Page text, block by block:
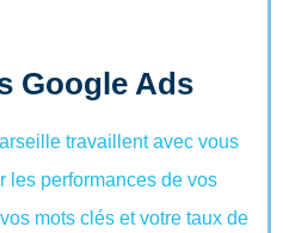
Google Ads
travaillent avec vous
les performances de vos
mots clés et votre taux de